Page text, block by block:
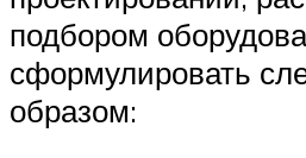
подбором
сформулировать
образом: